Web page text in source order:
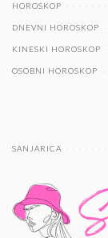
HOROSKOP
DNEVNI HOROSKOP
KINESKI HOROSKOP
OSOBNI HOROSKOP
SANJARICA